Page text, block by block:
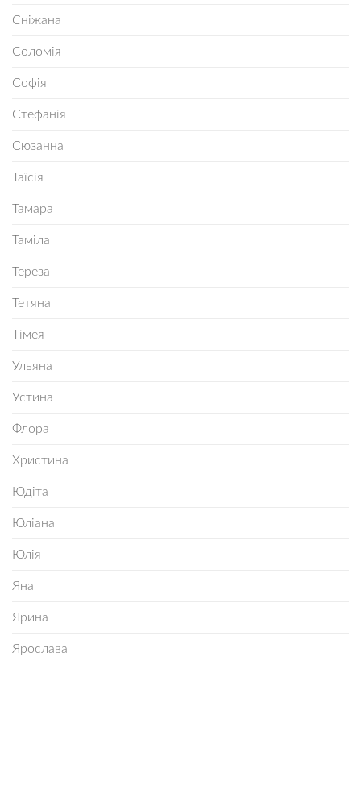
Сніжана
Соломія
Софія
Стефанія
Сюзанна
Таїсія
Тамара
Таміла
Тереза
Тетяна
Тімея
Ульяна
Устина
Флора
Христина
Юдіта
Юліана
Юлія
Яна
Ярина
Ярослава